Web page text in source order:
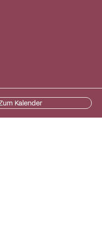
Kalender